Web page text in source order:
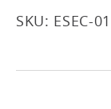
SKU: ESEC-